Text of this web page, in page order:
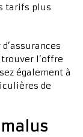
tarifs plus
l’offre
également à
de